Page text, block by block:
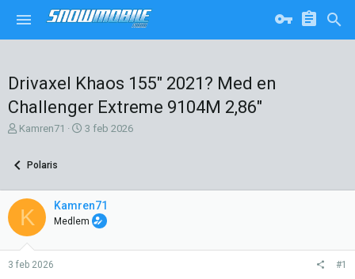
Drivaxel Khaos 155" 2021? Med en
Challenger Extreme 9104M 2,86"
T
d
k
a
p
e
Kamren71
S
a
t
3 feb 2026
Polaris
K Kamren71
Medlem
3 feb 2026 #1